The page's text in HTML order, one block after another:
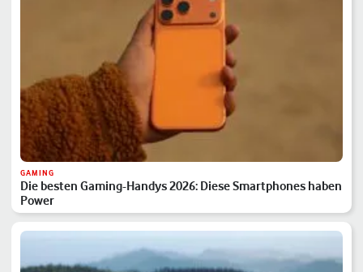
GAMING
Die besten Gaming-Handys 2026: Diese Smartphones haben
Power